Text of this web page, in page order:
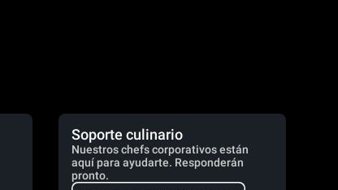
Soporte culinario
Nuestros chefs corporativos están
aquí para ayudarte. Responderán
pronto.